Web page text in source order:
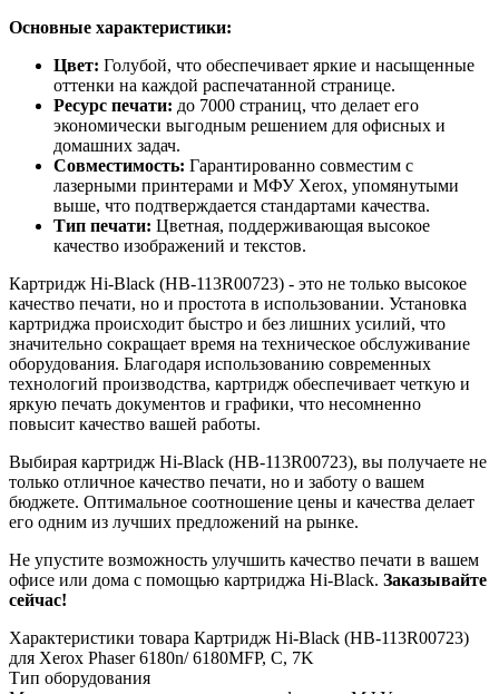
Основные характеристики:
Цвет: Голубой, что обеспечивает яркие и насыщенные
оттенки на каждой распечатанной странице.
Ресурс печати: до 7000 страниц, что делает его
экономически выгодным решением для офисных и
домашних задач.
Совместимость: Гарантированно совместим с
лазерными принтерами и МФУ Xerox, упомянутыми
выше, что подтверждается стандартами качества.
Тип печати: Цветная, поддерживающая высокое
качество изображений и текстов.
Картридж Hi-Black (HB-113R00723) - это не только высокое
качество печати, но и простота в использовании. Установка
картриджа происходит быстро и без лишних усилий, что
значительно сокращает время на техническое обслуживание
оборудования. Благодаря использованию современных
технологий производства, картридж обеспечивает четкую и
яркую печать документов и графики, что несомненно
повысит качество вашей работы.
Выбирая картридж Hi-Black (HB-113R00723), вы получаете не
только отличное качество печати, но и заботу о вашем
бюджете. Оптимальное соотношение цены и качества делает
его одним из лучших предложений на рынке.
Не упустите возможность улучшить качество печати в вашем
офисе или дома с помощью картриджа Hi-Black. Заказывайте
сейчас!
Характеристики товара Картридж Hi-Black (HB-113R00723)
для Xerox Phaser 6180n/ 6180MFP, C, 7K
Тип оборудования